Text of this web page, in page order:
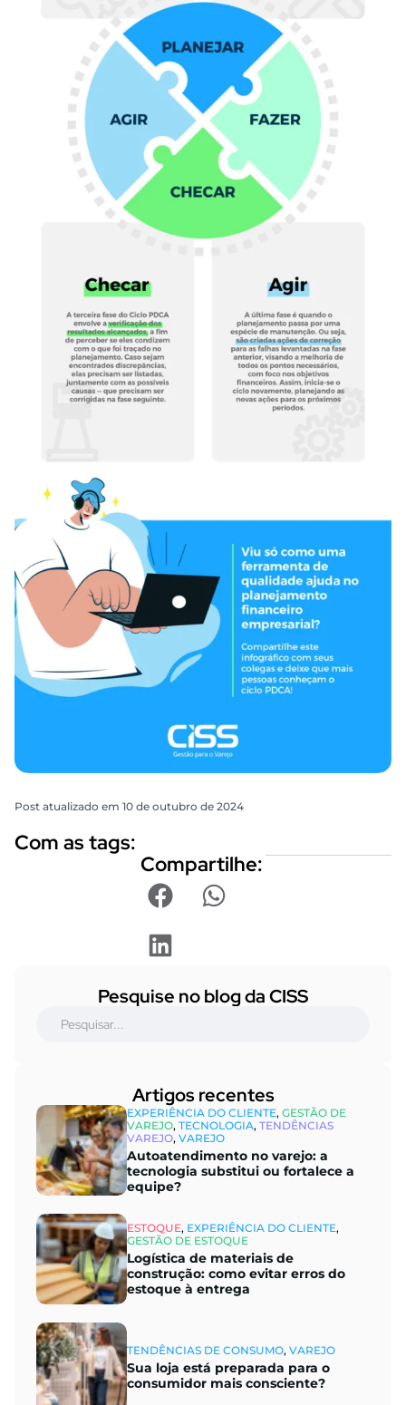
Post atualizado em 10 de outubro de 2024
Pesquise no blog da CISS
Artigos recentes​
EXPERIÊNCIA DO CLIENTE, GESTÃO DE
VAREJO, TECNOLOGIA, TENDÊNCIAS
VAREJO, VAREJO
Autoatendimento no varejo: a
tecnologia substitui ou fortalece a
equipe?
ESTOQUE, EXPERIÊNCIA DO CLIENTE,
GESTÃO DE ESTOQUE
Logística de materiais de
construção: como evitar erros do
estoque à entrega
TENDÊNCIAS DE CONSUMO, VAREJO
Sua loja está preparada para o
consumidor mais consciente?
Com as tags:
Compartilhe: